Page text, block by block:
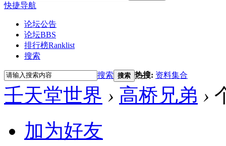
快捷导航
论坛公告
论坛BBS
排行榜Ranklist
搜索
搜索 搜索 热搜: 资料集合
壬天堂世界 › 高桥兄弟 ›
加为好友